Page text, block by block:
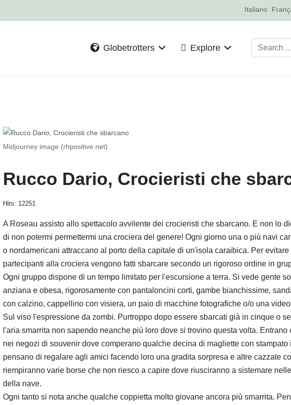
Select your
Italiano
Globetrotters Explore Search
Midjourney image (rhpositive.net)
Rucco Dario, Crocieristi che
Hits: 12251
A Roseau assisto allo spettacolo avvilente dei crocieristi che sbarcano. E non lo
di non potermi permettermi una crociera del genere! Ogni giorno una o più navi
o nordamericani attraccano al porto della capitale di un'isola caraibica. Per
partecipanti alla crociera vengono fatti sbarcare secondo un rigoroso ordine in
Ogni gruppo dispone di un tempo limitato per l'escursione a terra. Si vede gente
anziana e obesa, rigorosamente con pantaloncini corti, gambe bianchissime,
con calzino, cappellino con visiera, un paio di macchine fotografiche o/o una
Sul viso l'espressione da zombi. Purtroppo dopo essere sbarcati già in cinque o
l'aria smarrita non sapendo neanche più loro dove si trovino questa volta. Entrano
nei negozi di souvenir dove comperano qualche decina di magliette con
pensano di regalare agli amici facendo loro una gradita sorpresa e altre cazzate
riempiranno varie borse che non riesco a capire dove riusciranno a sistemare
della nave.
Ogni tanto si nota anche qualche coppietta molto giovane ancora più smarrita.